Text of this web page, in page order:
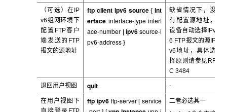
（可选）在IP
v6组网环境下
配置FTP客户
端发送的FTP
报文的源地址
ftp client ipv6 source{ int
erface interface-type interf
ace-number | ipv6source-i
pv6-address }
缺省情况下， 没
有配置源地址，
设备自动选择IPv
6 FTP报文的源IP
v6地址，具体选
择原则请参见RF
C 3484
退回用户视图 quit -
在用户视图下
ftp ipv6 ftp-server[ service
二者必选其一